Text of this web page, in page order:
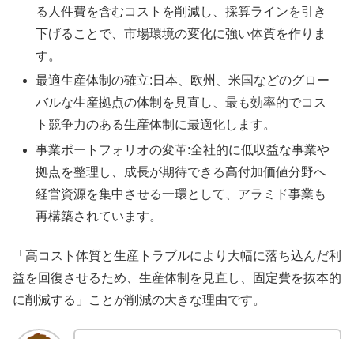
る人件費を含むコストを削減し、採算ラインを引き
下げることで、市場環境の変化に強い体質を作りま
す。
最適生産体制の確立:日本、欧州、米国などのグロー
バルな生産拠点の体制を見直し、最も効率的でコス
ト競争力のある生産体制に最適化します。
事業ポートフォリオの変革:全社的に低収益な事業や
拠点を整理し、成長が期待できる高付加価値分野へ
経営資源を集中させる一環として、アラミド事業も
再構築されています。
「高コスト体質と生産トラブルにより大幅に落ち込んだ利
益を回復させるため、生産体制を見直し、固定費を抜本的
に削減する」ことが削減の大きな理由です。